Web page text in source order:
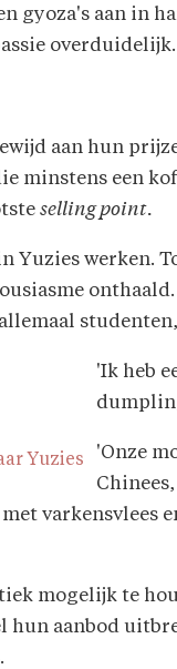
gyoza's aan in
overduidelijk.
aan hun
minstens een
selling point.
werken.
Yuzies
'Ik heb
'Onze
varkensvlees
mogelijk te
hun aanbod